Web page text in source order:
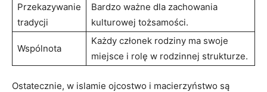
Przekazywanie
tradycji
Bardzo ważne dla zachowania
kulturowej tożsamości.
Wspólnota
Każdy członek rodziny ma swoje
miejsce i rolę w rodzinnej strukturze.
Ostatecznie, w islamie ojcostwo i macierzyństwo są